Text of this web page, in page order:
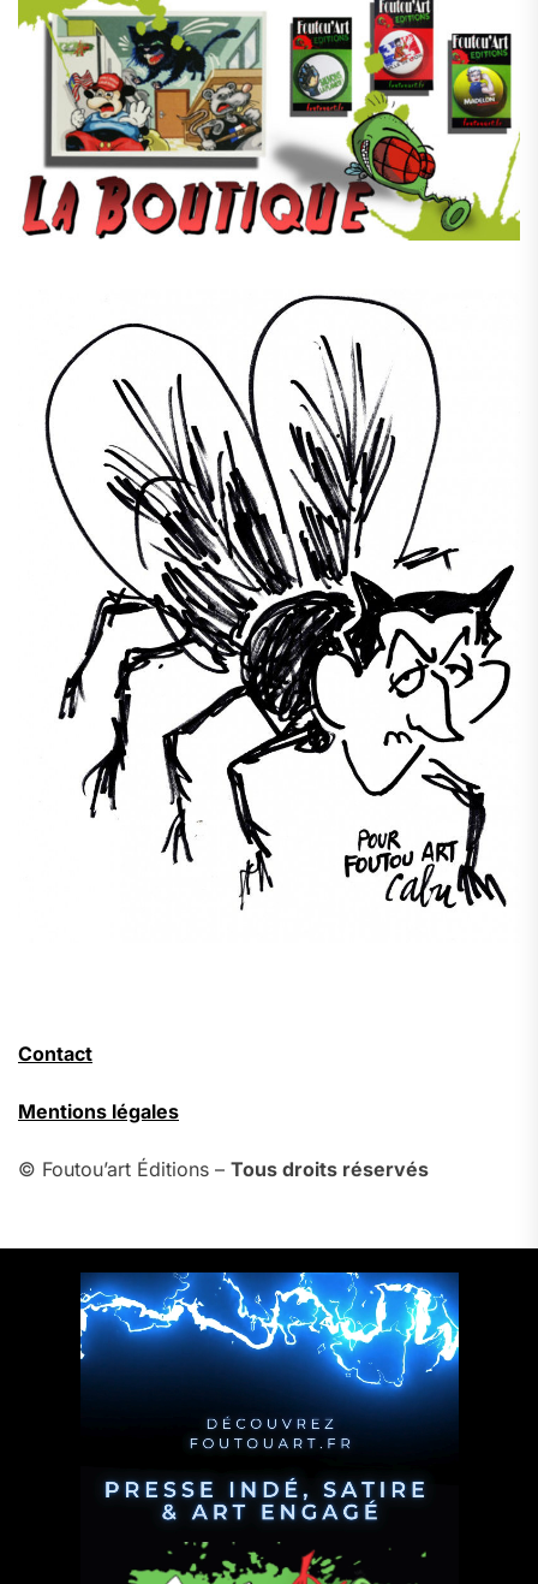
Contact
Mentions légales
© Foutou’art Éditions – Tous droits réservés